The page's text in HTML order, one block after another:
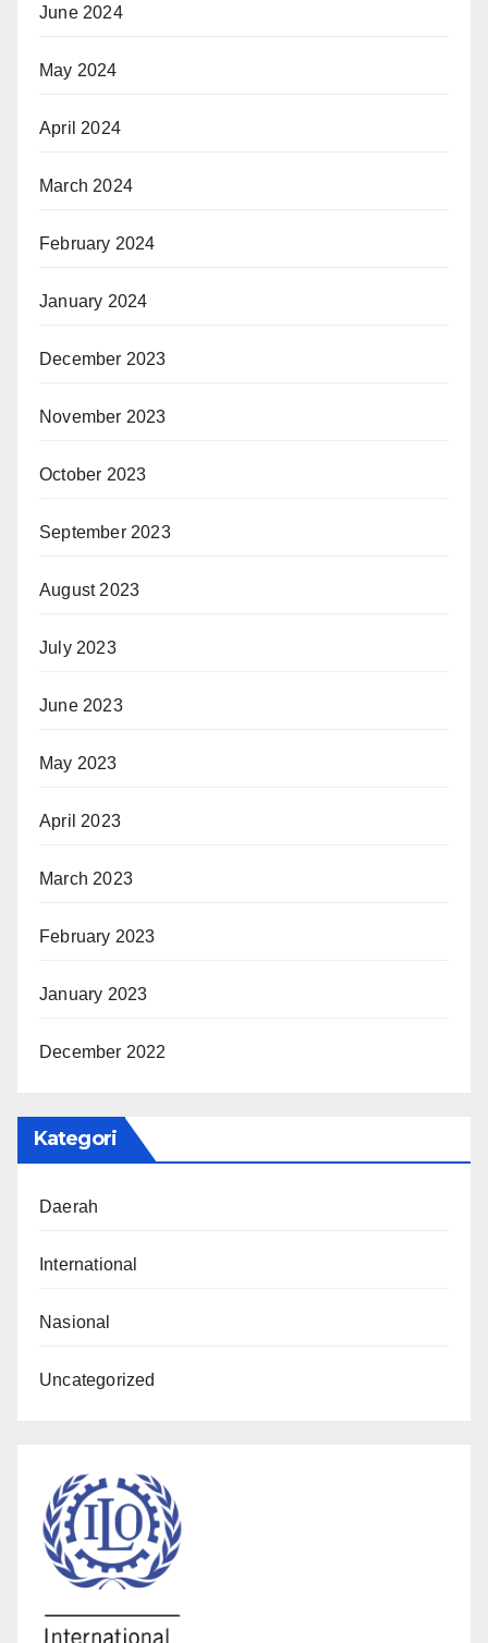
June 2024
May 2024
April 2024
March 2024
February 2024
January 2024
December 2023
November 2023
October 2023
September 2023
August 2023
July 2023
June 2023
May 2023
April 2023
March 2023
February 2023
January 2023
December 2022
Kategori
Daerah
International
Nasional
Uncategorized